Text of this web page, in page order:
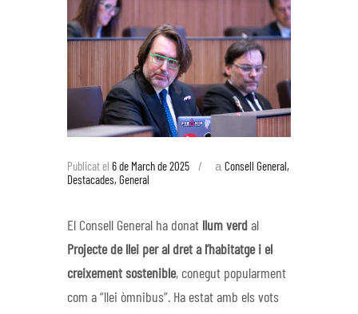
Publicat el 6 de March de 2025 a Consell General ,
Destacades, General
El Consell General ha donat llum verd al
Projecte de llei per al dret a l’habitatge i el
creixement sostenible, conegut popularment
com a “llei òmnibus”. Ha estat amb els vots